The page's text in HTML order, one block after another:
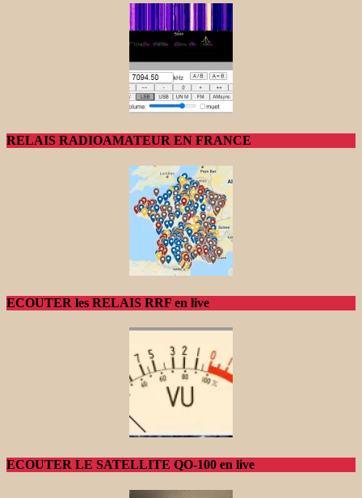
RELAIS RADIOAMATEUR EN FRANCE
ECOUTER les RELAIS RRF en live
ECOUTER LE SATELLITE QO-100 en live